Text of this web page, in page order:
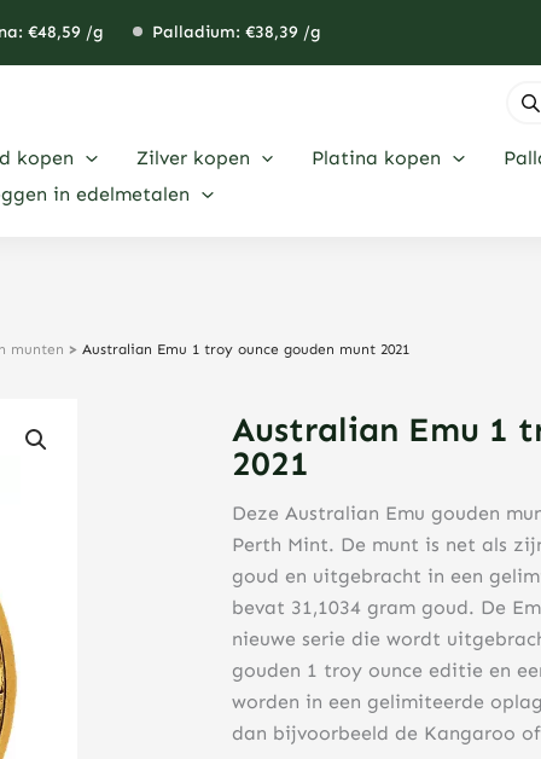
€48,59 /g Palladium: €38,39 /g
kopen Zilver kopen Platina kopen
in edelmetalen
munten > Australian Emu 1 troy ounce gouden munt 2021
Australian Emu 1
2021
Deze Australian Emu gouden
Perth Mint. De munt is net als
goud en uitgebracht in een
bevat 31,1034 gram goud. De
nieuwe serie die wordt
gouden 1 troy ounce editie en
worden in een gelimiteerde
dan bijvoorbeeld de Kangaroo